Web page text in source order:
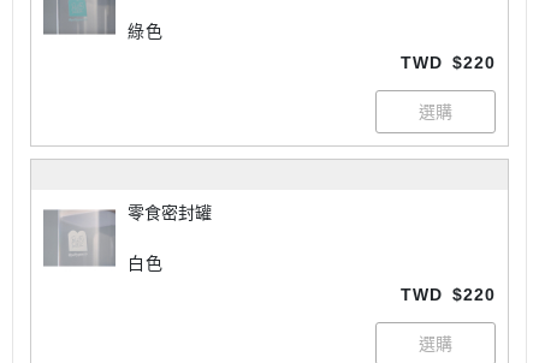
綠色
TWD $220
零食密封罐
白色
TWD $220